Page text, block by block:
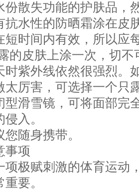
份散失功能的护肤品，
抗水性的防晒霜涂在皮
短时间内有效，所以应
的皮肤上涂一次，切
时紫外线依然很强烈。
太厉害，可选择一个只
型滑雪镜，可将面部完
入。
随身携带。
事项
项极赋刺激的体育运动
要。